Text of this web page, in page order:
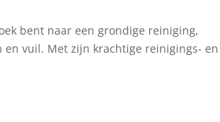
bent‌ naar​ een grondige reiniging,
en vuil. Met zijn krachtige reinigings- en